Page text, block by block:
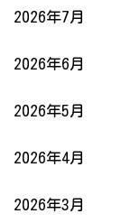
2026年7月
2026年6月
2026年5月
2026年4月
2026年3月